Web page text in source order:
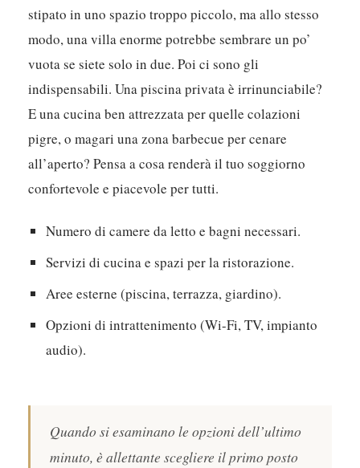
stipato in uno spazio troppo piccolo, ma allo stesso
modo, una villa enorme potrebbe sembrare un po’
vuota se siete solo in due. Poi ci sono gli
indispensabili. Una piscina privata è irrinunciabile?
E una cucina ben attrezzata per quelle colazioni
pigre, o magari una zona barbecue per cenare
all’aperto? Pensa a cosa renderà il tuo soggiorno
confortevole e piacevole per tutti.
Numero di camere da letto e bagni necessari.
Servizi di cucina e spazi per la ristorazione.
Aree esterne (piscina, terrazza, giardino).
Opzioni di intrattenimento (Wi-Fi, TV, impianto
audio).
Quando si esaminano le opzioni dell’ultimo
minuto, è allettante scegliere il primo posto